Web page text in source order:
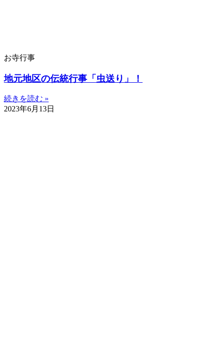
お寺行事
地元地区の伝統行事「虫送り」！
続きを読む »
2023年6月13日